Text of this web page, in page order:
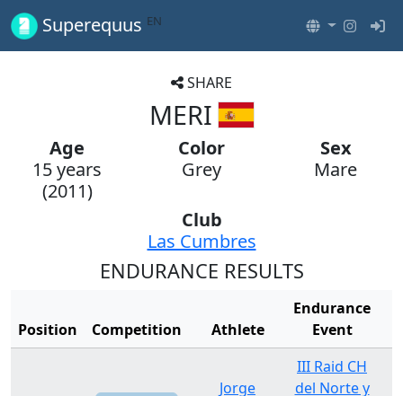
Superequus EN
SHARE
MERI
Age
15 years
(2011)
Color
Grey
Sex
Mare
Club
Las Cumbres
ENDURANCE RESULTS
Position Competition Athlete
Endurance
Event
Jorge
III Raid CH
del Norte y